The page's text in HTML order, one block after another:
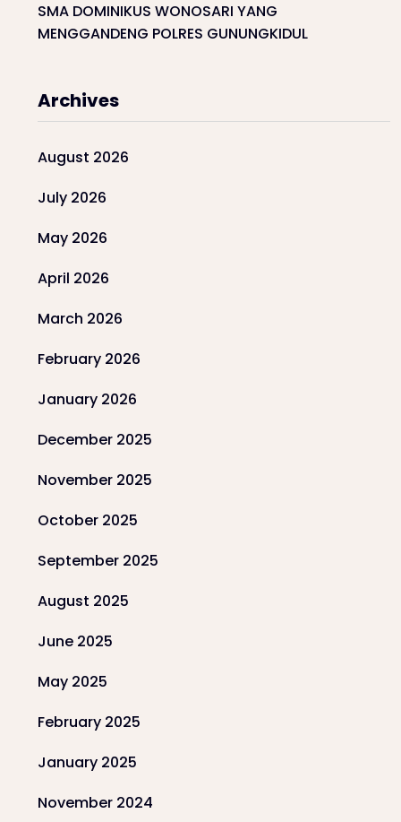
SMA DOMINIKUS WONOSARI YANG
MENGGANDENG POLRES GUNUNGKIDUL
Archives
August 2026
July 2026
May 2026
April 2026
March 2026
February 2026
January 2026
December 2025
November 2025
October 2025
September 2025
August 2025
June 2025
May 2025
February 2025
January 2025
November 2024